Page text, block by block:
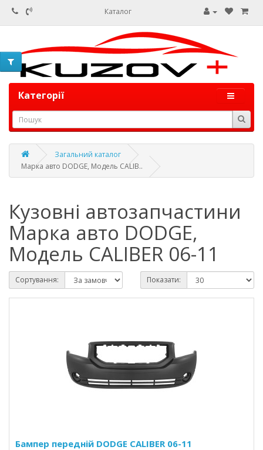
Каталог
Категорії
Загальний каталог
Марка авто DODGE, Модель CALIB..
Кузовні автозапчастини
Марка авто DODGE,
Модель CALIBER 06-11
Сортування: Показати:
Бампер передній DODGE CALIBER 06-11